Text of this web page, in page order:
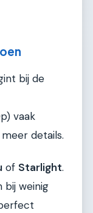
bij de
vaak
details.
of Starlight.
bij weinig